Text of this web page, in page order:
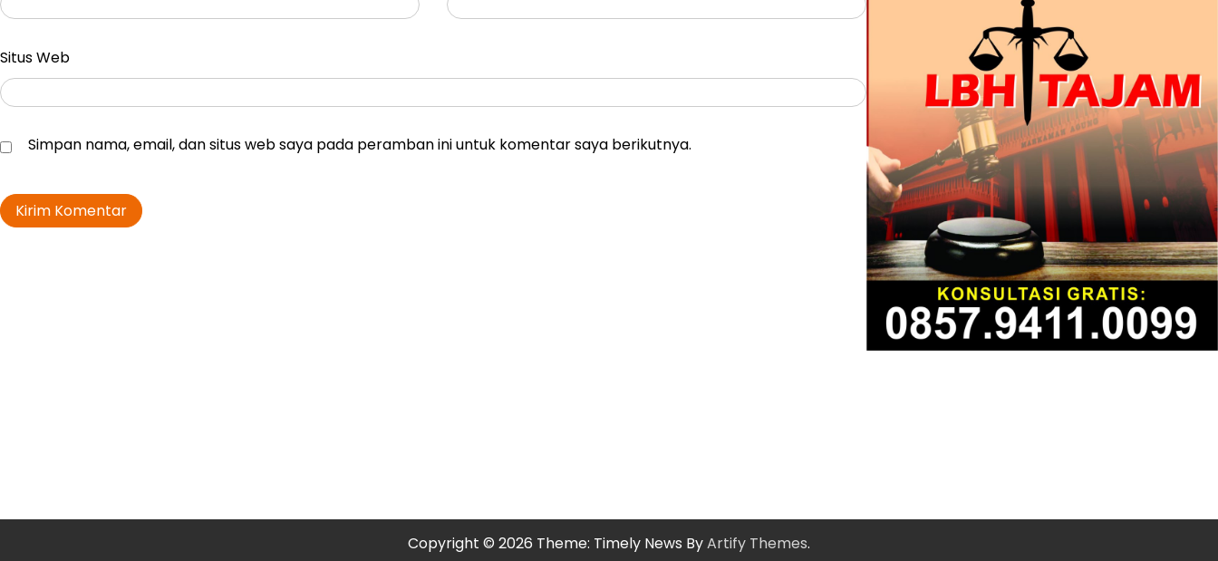
Situs Web
Simpan nama, email, dan situs web saya pada peramban ini untuk komentar saya berikutnya.
Copyright © 2026 Theme: Timely News ByArtify Themes.